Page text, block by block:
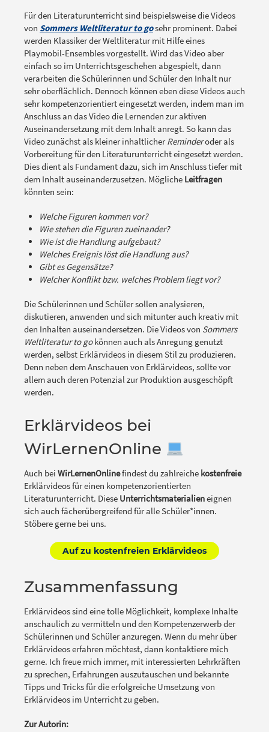
Für den Literaturunterricht sind beispielsweise die Videos
von Sommers Weltliteratur to gosehr prominent. Dabei
werden Klassiker der Weltliteratur mit Hilfe eines
Playmobil-Ensembles vorgestellt. Wird das Video aber
einfach so im Unterrichtsgeschehen abgespielt, dann
verarbeiten die Schülerinnen und Schüler den Inhalt nur
sehr oberflächlich. Dennoch können eben diese Videos auch
sehr kompetenzorientiert eingesetzt werden, indem man im
Anschluss an das Video die Lernenden zur aktiven
Auseinandersetzung mit dem Inhalt anregt. So kann das
Video zunächst als kleiner inhaltlicherReminderoder als
Vorbereitung für den Literaturunterricht eingesetzt werden.
Dies dient als Fundament dazu, sich im Anschluss tiefer mit
dem Inhalt auseinanderzusetzen. Mögliche Leitfragen
könnten sein:
Welche Figuren kommen vor?
Wie stehen die Figuren zueinander?
Wie ist die Handlung aufgebaut?
Welches Ereignis löst die Handlung aus?
Gibt es Gegensätze?
Welcher Konflikt bzw. welches Problem liegt vor?
Die Schülerinnen und Schüler sollen analysieren,
diskutieren, anwenden und sich mitunter auch kreativ mit
den Inhalten auseinandersetzen. Die Videos von Sommers
Weltliteratur to gokönnen auch als Anregung genutzt
werden, selbst Erklärvideos in diesem Stil zu produzieren.
Denn neben dem Anschauen von Erklärvideos, sollte vor
allem auch deren Potenzial zur Produktion ausgeschöpft
werden.
Erklärvideos bei
WirLernenOnline
Auch bei WirLernenOnlinefindest du zahlreiche kostenfreie
Erklärvideos für einen kompetenzorientierten
Literaturunterricht. Diese Unterrichtsmaterialieneignen
sich auch fächerübergreifend für alle Schüler*innen.
Stöbere gerne bei uns.
Auf zu kostenfreien Erklärvideos
Zusammenfassung
Erklärvideos sind eine tolle Möglichkeit, komplexe Inhalte
anschaulich zu vermitteln und den Kompetenzerwerb der
Schülerinnen und Schüler anzuregen. Wenn du mehr über
Erklärvideos erfahren möchtest, dann kontaktiere mich
gerne. Ich freue mich immer, mit interessierten Lehrkräften
zu sprechen, Erfahrungen auszutauschen und bekannte
Tipps und Tricks für die erfolgreiche Umsetzung von
Erklärvideos im Unterricht zu geben.
Zur Autorin: